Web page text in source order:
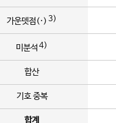
가운뎃점(·) 3)
미분석 4)
합산
기호 중복
합계